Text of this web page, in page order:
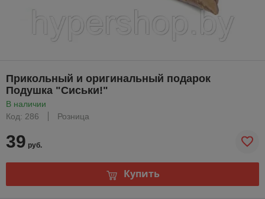
Прикольный и оригинальный подарок
Подушка "Сиськи!"
В наличии
Код: 286
Розница
39 руб.
Купить